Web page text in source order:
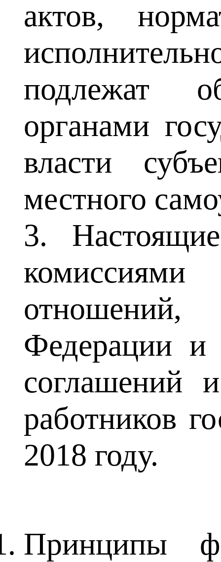
актов,
подлежат
органами
власти
местного
3.
отношений,
Федерации и
соглашений
работников
2018 году.
Принципы